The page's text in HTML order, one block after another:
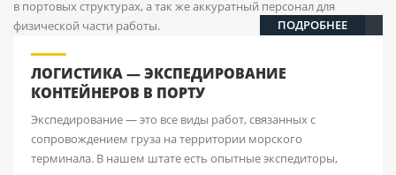
ПОДРОБНЕЕ
ЛОГИСТИКА — ЭКСПЕДИРОВАНИЕ
КОНТЕЙНЕРОВ В ПОРТУ
Экспедирование — это все виды работ, связанных с
сопровождением груза на территории морского
терминала. В нашем штате есть опытные экспедиторы,